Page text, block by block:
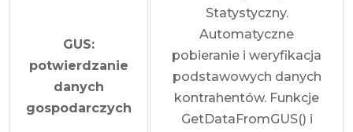
GUS:
potwierdzanie
danych
gospodarczych
Statystyczny.
Automatyczne
pobieranie i weryfikacja
podstawowych danych
kontrahentów. Funkcje
GetDataFromGUS() i